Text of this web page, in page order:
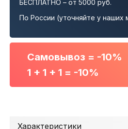
БЕСПЛАТНО – от 5000 руб.
По России (уточняйте у
Самовывоз = -10%
1 + 1 + 1 = -10%
Характеристики